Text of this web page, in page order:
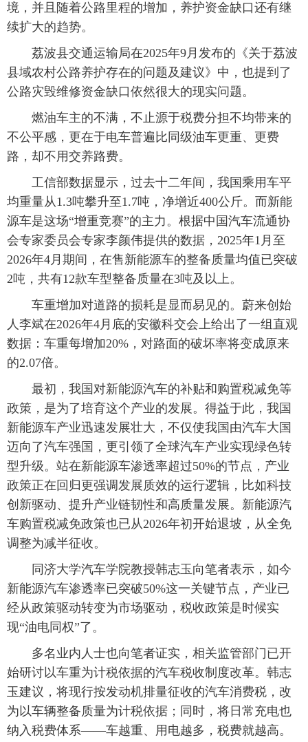
境，并且随着公路里程的增加，养护资金缺口还有继
续扩大的趋势。
荔波县交通运输局在2025年9月发布的《关于荔波
县域农村公路养护存在的问题及建议》中，也提到了
公路灾毁维修资金缺口依然很大的现实问题。
燃油车主的不满，不止源于税费分担不均带来的
不公平感，更在于电车普遍比同级油车更重、更费
路，却不用交养路费。
工信部数据显示，过去十二年间，我国乘用车平
均重量从1.3吨攀升至1.7吨，净增近400公斤。而新能
源车是这场“增重竞赛”的主力。根据中国汽车流通协
会专家委员会专家李颜伟提供的数据，2025年1月至
2026年4月期间，在售新能源车的整备质量均值已突破
2吨，共有12款车型整备质量在3吨及以上。
车重增加对道路的损耗是显而易见的。蔚来创始
人李斌在2026年4月底的安徽科交会上给出了一组直观
数据：车重每增加20%，对路面的破坏率将变成原来
的2.07倍。
最初，我国对新能源汽车的补贴和购置税减免等
政策，是为了培育这个产业的发展。得益于此，我国
新能源车产业迅速发展壮大，不仅使我国由汽车大国
迈向了汽车强国，更引领了全球汽车产业实现绿色转
型升级。站在新能源车渗透率超过50%的节点，产业
政策正在回归更强调发展质效的运行逻辑，比如科技
创新驱动、提升产业链韧性和高质量发展。新能源汽
车购置税减免政策也已从2026年初开始退坡，从全免
调整为减半征收。
同济大学汽车学院教授韩志玉向笔者表示，如今
新能源汽车渗透率已突破50%这一关键节点，产业已
经从政策驱动转变为市场驱动，税收政策是时候实
现“油电同权”了。
多名业内人士也向笔者证实，相关监管部门已开
始研讨以车重为计税依据的汽车税收制度改革。韩志
玉建议，将现行按发动机排量征收的汽车消费税，改
为以车辆整备质量为计税依据；同时，将日常充电也
纳入税费体系——车越重、用电越多，税费就越高。